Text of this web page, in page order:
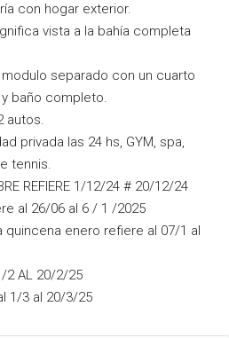
con hogar exterior.
vista a la bahía completa
separado con un cuarto
baño completo.
autos.
privada las 24 hs, GYM, spa,
tennis.
REFIERE 1/12/24 # 20/12/24
al 26/06 al 6 / 1 /2025
quincena enero refiere al 07/1 al
2 AL 20/2/25
1/3 al 20/3/25